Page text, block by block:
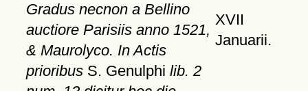
Gradus necnon a Bellino
auctiore Parisiis anno 1521,
& Maurolyco. In Actis
prioribusS. Genulphi lib. 2
XVII
Januarii.